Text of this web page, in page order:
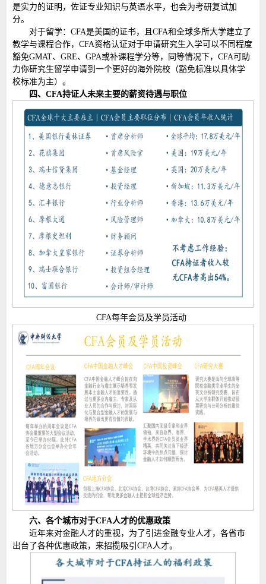
是实力的证明，佐证专业知识与英语水平，也会为考研复试加
分。
对于留学：CFA是美国的证书，且CFA和全球多所大学建立了
教学与课程合作，CFA资格认证对于申请研究生入学可以不同程度
豁免GMAT、GRE、GPA或补课程学分等，同等情况下，CFA可助
力你研究生留学申请到一个更好的海外院校（豁免标准以具体学
校标准为主）。
四、CFA持证人未来主要的薪资待遇与职位
CFA每年会员及学员活动
六、各个城市对于CFA人才的优惠政策
近年来对金融人才的重视，为了引进金融专业人才，各省市
出台了各种优惠政策，来招揽吸引CFA人才。